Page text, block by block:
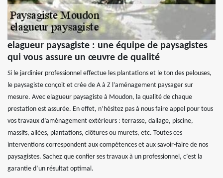
elagueur paysagiste : une équipe de paysagistes
qui vous assure un œuvre de qualité
Si le jardinier professionnel effectue les plantations et le ton des pelouses,
le paysagiste conçoit et crée de A à Z l’aménagement paysager sur
mesure. Avec elagueur paysagiste à Moudon, la qualité de chaque
prestation est assurée. En effet, n’hésitez pas à nous faire appel pour tous
vos travaux d’aménagement extérieurs : terrasse, dallage, piscine,
massifs, allées, plantations, clôtures ou murets, etc. Toutes ces
interventions correspondent aux compétences et aux savoir-faire de nos
paysagistes. Sachez que confier ses travaux à un professionnel, c’est la
garantie d’un résultat optimal.